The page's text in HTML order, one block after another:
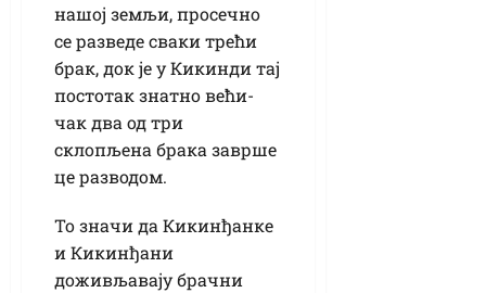
нашој земљи, просечно
се разведе сваки трећи
брак, док је у Кикинди тај
постотак знатно већи-
чак два од три
склопљена брака заврше
це разводом.
То значи да Кикинђанке
и Кикинђани
доживљавају брачни